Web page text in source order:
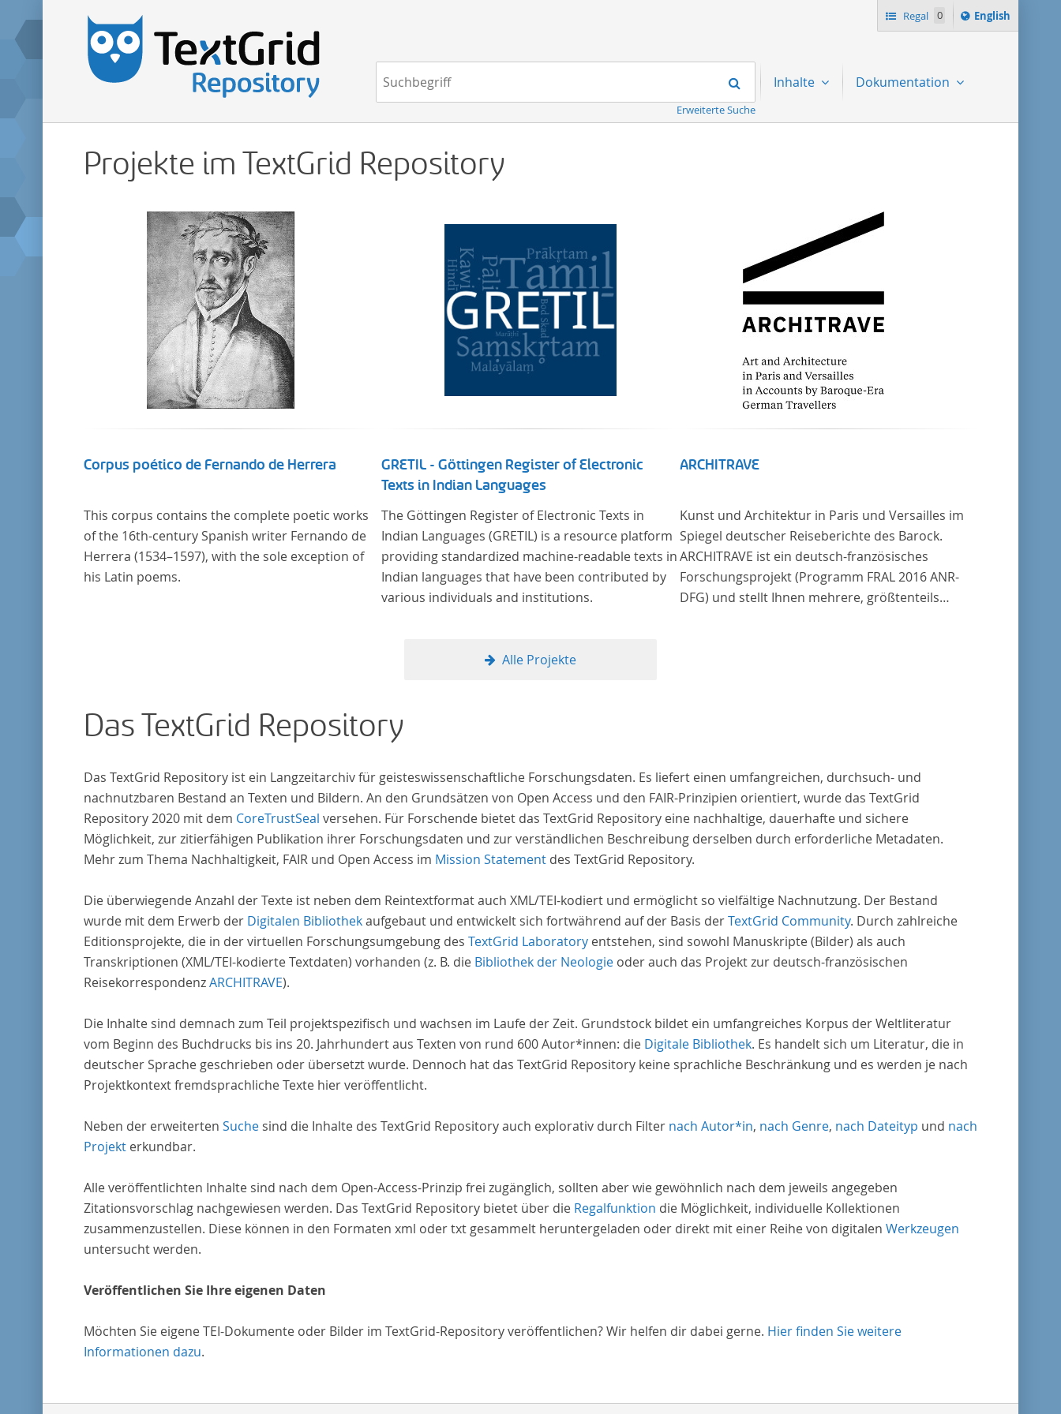
Regal 0
Switch
language
English
Navigation Suchen
Erweiterte Suche
Inhalte Dokumentation
Projekte im TextGrid Repository
Corpus poético de Fernando de Herrera
This corpus contains the complete poetic works
of the 16th-century Spanish writer Fernando de
Herrera (1534–1597), with the sole exception of
his Latin poems.
GRETIL - Göttingen Register of Electronic
Texts in Indian Languages
The Göttingen Register of Electronic Texts in
Indian Languages (GRETIL) is a resource platform
providing standardized machine-readable texts in
Indian languages that have been contributed by
various individuals and institutions.
ARCHITRAVE
Kunst und Architektur in Paris und Versailles im
Spiegel deutscher Reiseberichte des Barock.
ARCHITRAVE ist ein deutsch-französisches
Forschungsprojekt (Programm FRAL 2016 ANR-
DFG) und stellt Ihnen mehrere, größtenteils
Alle Projekte
Das TextGrid Repository
Das TextGrid Repository ist ein Langzeitarchiv für geisteswissenschaftliche Forschungsdaten. Es liefert einen umfangreichen, durchsuch- und
nachnutzbaren Bestand an Texten und Bildern. An den Grundsätzen von Open Access und den FAIR-Prinzipien orientiert, wurde das TextGrid
Repository 2020 mit dem CoreTrustSeal versehen. Für Forschende bietet das TextGrid Repository eine nachhaltige, dauerhafte und sichere
Möglichkeit, zur zitierfähigen Publikation ihrer Forschungsdaten und zur verständlichen Beschreibung derselben durch erforderliche Metadaten.
Mehr zum Thema Nachhaltigkeit, FAIR und Open Access im Mission Statementdes TextGrid Repository.
Die überwiegende Anzahl der Texte ist neben dem Reintextformat auch XML/TEI-kodiert und ermöglicht so vielfältige Nachnutzung. Der Bestand
wurde mit dem Erwerb der Digitalen Bibliothekaufgebaut und entwickelt sich fortwährend auf der Basis derTextGrid Community. Durch zahlreiche
Editionsprojekte, die in der virtuellen Forschungsumgebung des TextGrid Laboratoryentstehen, sind sowohl Manuskripte (Bilder) als auch
Transkriptionen (XML/TEI-kodierte Textdaten) vorhanden (z. B. die Bibliothek der Neologieoder auch das Projekt zur deutsch-französischen
ReisekorrespondenzARCHITRAVE).
Die Inhalte sind demnach zum Teil projektspezifisch und wachsen im Laufe der Zeit. Grundstock bildet ein umfangreiches Korpus der Weltliteratur
vom Beginn des Buchdrucks bis ins 20. Jahrhundert aus Texten von rund 600 Autor*innen: die Digitale Bibliothek. Es handelt sich um Literatur, die in
deutscher Sprache geschrieben oder übersetzt wurde. Dennoch hat das TextGrid Repository keine sprachliche Beschränkung und es werden je nach
Projektkontext fremdsprachliche Texte hier veröffentlicht.
Neben der erweiterten Suchesind die Inhalte des TextGrid Repository auch explorativ durch Filter nach Autor*in, nach Genre, nach Dateityp und nach
Projekterkundbar.
Alle veröffentlichten Inhalte sind nach dem Open-Access-Prinzip frei zugänglich, sollten aber wie gewöhnlich nach dem jeweils angegeben
Zitationsvorschlag nachgewiesen werden. Das TextGrid Repository bietet über die Regalfunktion die Möglichkeit, individuelle Kollektionen
zusammenzustellen. Diese können in den Formaten xml oder txt gesammelt heruntergeladen oder direkt mit einer Reihe von digitalen Werkzeugen
untersucht werden.
Veröffentlichen Sie Ihre eigenen Daten
Möchten Sie eigene TEI-Dokumente oder Bilder im TextGrid-Repository veröffentlichen? Wir helfen dir dabei gerne. Hier finden Sie weitere
Informationen dazu.